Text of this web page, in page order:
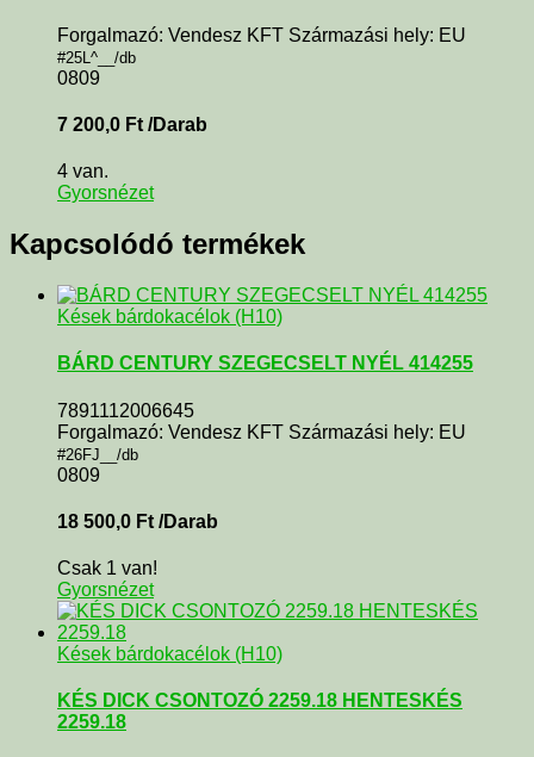
Forgalmazó: Vendesz KFT Származási hely: EU
#25L^__/db
0809
7 200,0 Ft /Darab
4 van.
Gyorsnézet
Kapcsolódó termékek
Kések bárdokacélok (H10)
BÁRD CENTURY SZEGECSELT NYÉL 414255
7891112006645
Forgalmazó: Vendesz KFT Származási hely: EU
#26FJ__/db
0809
18 500,0 Ft /Darab
Csak 1 van!
Gyorsnézet
Kések bárdokacélok (H10)
KÉS DICK CSONTOZÓ 2259.18 HENTESKÉS
2259.18